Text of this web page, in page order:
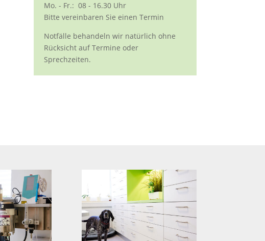
Mo. - Fr.: 08 - 16.30 Uhr
Bitte vereinbaren Sie einen Termin
Notfälle behandeln wir natürlich ohne
Rücksicht auf Termine oder
Sprechzeiten.